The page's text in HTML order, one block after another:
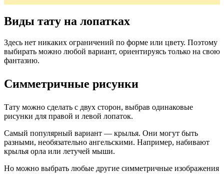
Виды тату на лопатках
Здесь нет никаких ограничений по форме или цвету. Поэтому
выбирать можно любой вариант, ориентируясь только на свою
фантазию.
Симметричные рисунки
Тату можно сделать с двух сторон, выбрав одинаковые
рисунки для правой и левой лопаток.
Самый популярный вариант — крылья. Они могут быть
разными, необязательно ангельскими. Например, набивают
крылья орла или летучей мыши.
Но можно выбрать любые другие симметричные изображения